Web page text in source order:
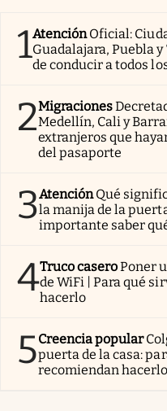
1AtenciónOficial:
Guadalajara, Puebla
de conducir a todos
2Migraciones
Medellín, Cali y
extranjeros que
del pasaporte
3AtenciónQué
la manija de la
importante saber
4Truco caseroPoner
de WiFi | Para qué
hacerlo
5Creencia popular
puerta de la casa:
recomiendan hacerlo